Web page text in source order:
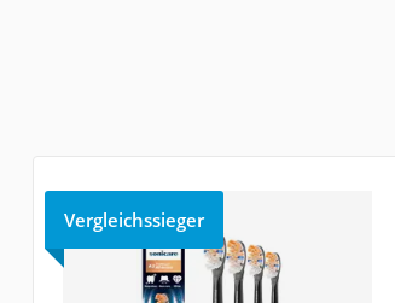
Vergleichssieger